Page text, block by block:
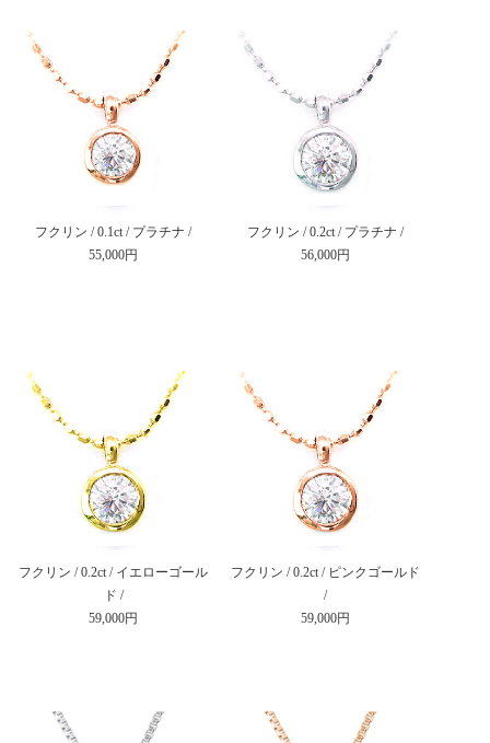
フクリン / 0.2ct / プラチナ /
56,000円
フクリン / 0.1ct / プラチナ /
55,000円
フクリン / 0.2ct / イエローゴール
ド /
59,000円
フクリン / 0.2ct / ピンクゴールド
/
59,000円